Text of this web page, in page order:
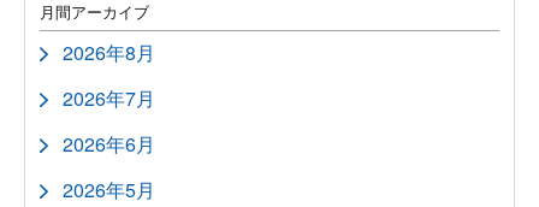
月間アーカイブ
2026年8月
2026年7月
2026年6月
2026年5月